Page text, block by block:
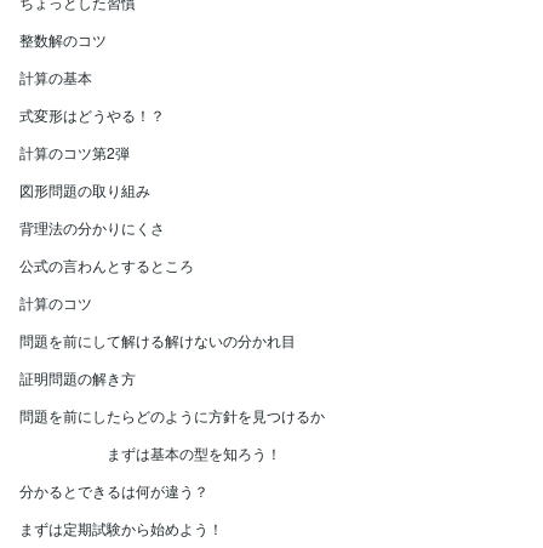
整数解のコツ
計算の基本
式変形はどうやる！？
計算のコツ第2弾
図形問題の取り組み
背理法の分かりにくさ
公式の言わんとするところ
計算のコツ
問題を前にして解ける解けないの分かれ目
証明問題の解き方
問題を前にしたらどのように方針を見つけるか
まずは基本の型を知ろう！
分かるとできるは何が違う？
まずは定期試験から始めよう！